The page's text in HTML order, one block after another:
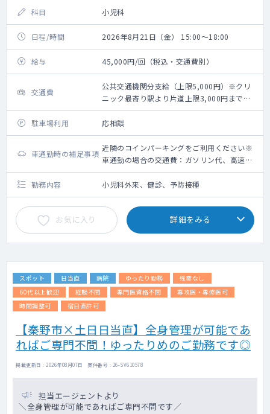
科目 小児科
日程/時間 2026年8月21日（金） 15:00～18:00
給与 45,000円/回（税込・交通費別）
交通費
公共交通機関分支給（上限5,000円）※クリ
ニック最寄り駅より片道上限3,000円までの
タクシー利用可能
駐車場利用
応相談
車通勤時の補足事項
近隣のコインパーキングをご利用ください※
車通勤の場合の交通費：ガソリン代、高速道
路利用料金（上限5,000円）＋駐車場代（上
限2,000円）
勤務内容 小児科外来、健診、予防接種
お気に入り 詳細をみる
スポット 日当直 病院 ゆったり勤務
残業なし
60代以上歓迎
経験不問 専門医資格不問
専攻医・専修医可
時間調整可
宿日直許可
【秦野市×土日日当直】全身管理が可能であ
ればご専門不問！ゆったりめのご勤務です◎
掲載更新日 : 2026年08月07日 案件番号 : 26-SV610578
担当エージェントより
＼全身管理が可能であればご専門不問です／